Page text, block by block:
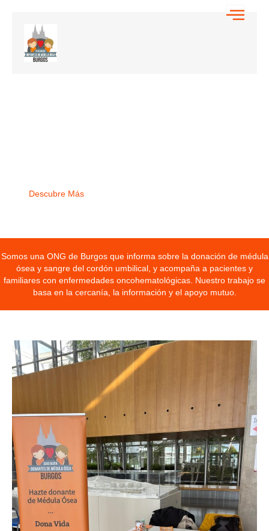
Descubre Más
Somos una ONG de Burgos que informa sobre la donación de médula
ósea y sangre del cordón umbilical, y acompaña a pacientes y
familiares con enfermedades oncohematológicas. Nuestro trabajo se
basa en la cercanía, la información y el apoyo mutuo.